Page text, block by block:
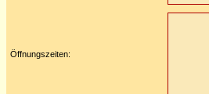
Öffnungszeiten: